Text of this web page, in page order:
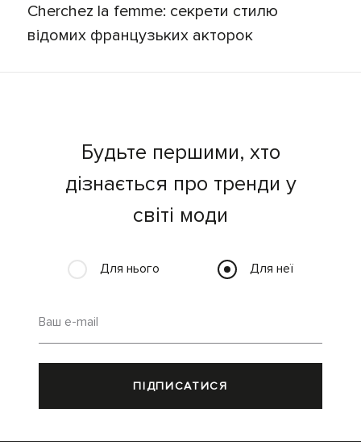
Cherchez la femme: секрети стилю
відомих французьких акторок
Будьте першими, хто
дізнається про тренди у
світі моди
Для нього Для неї
Ваш e-mail
ПІДПИСАТИСЯ